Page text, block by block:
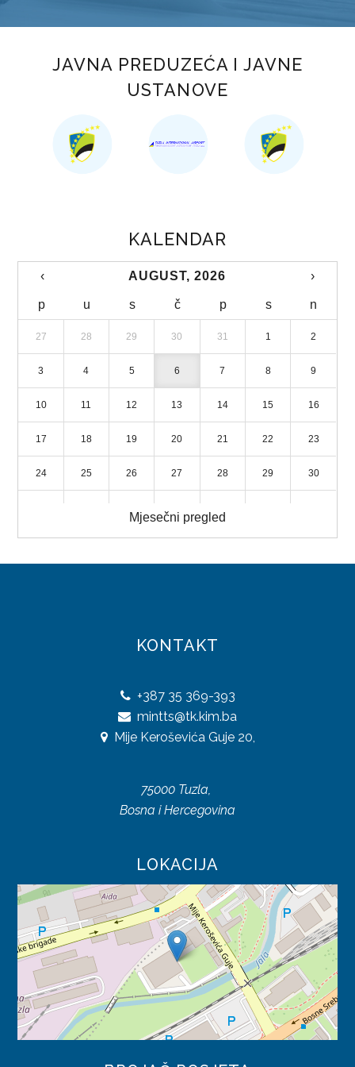
JAVNA PREDUZEĆA I JAVNE
USTANOVE
KALENDAR
‹ AUGUST, 2026 ›
p u s č p s n
27 28 29 30 31 1 2
3 4 5 6 7 8 9
10 11 12 13 14 15 16
17 18 19 20 21 22 23
24 25 26 27 28 29 30
Mjesečni pregled
KONTAKT
+387 35 369-393
mintts@tk.kim.ba
Mije Keroševića Guje 20,
75000 Tuzla,
Bosna i Hercegovina
LOKACIJA
TRGOVINA
AP „KUPUJMO DOMAĆE“
OBRASCI ZAHTJEVA
TURISTIČKA PATROLA
TURISTIČKA SIGNALIZACIJA
LICENCIRANE PUTNIČKE AGENCIJE
TURISTIČKE ZAJEDNICE
STRATEGIJA RAZVOJA TURIZMA
DIREKCIJA ROBNIH REZERVI
JAVNE NABAVKE
PLAN JAVNIH NABAVKI
ODLUKE O IZBORU
ZAKONI